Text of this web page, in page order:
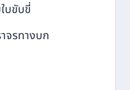
บขับขี่
จรทางบก